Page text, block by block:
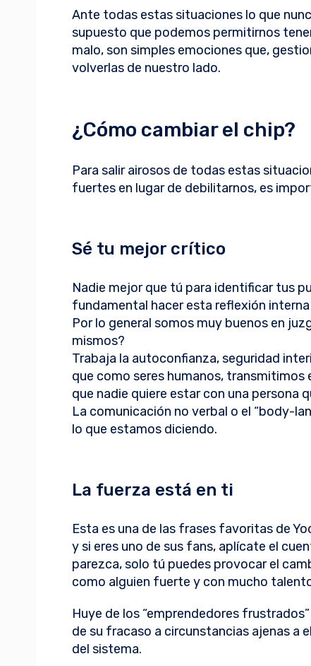
Ante todas estas situaciones lo que
supuesto que podemos permitirnos
malo, son simples emociones que,
volverlas de nuestro lado.
¿Cómo cambiar el chip?
Para salir airosos de todas estas
fuertes en lugar de debilitarnos, es
Sé tu mejor crítico
Nadie mejor que tú para identificar tus
fundamental hacer esta reflexión
Por lo general somos muy buenos en
mismos?
Trabaja la autoconfianza, seguridad
que como seres humanos,
que nadie quiere estar con una persona
La comunicación no verbal o el “body-
lo que estamos diciendo.
La fuerza está en ti
Esta es una de las frases favoritas de
y si eres uno de sus fans, aplícate el
parezca, solo tú puedes provocar el
como alguien fuerte y con mucho
Huye de los “emprendedores
de su fracaso a circunstancias ajenas a
del sistema.